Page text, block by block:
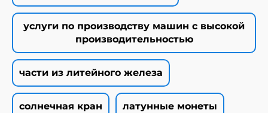
услуги по производству машин с высокой
производительностью
части из литейного железа
солнечная кран латунные монеты